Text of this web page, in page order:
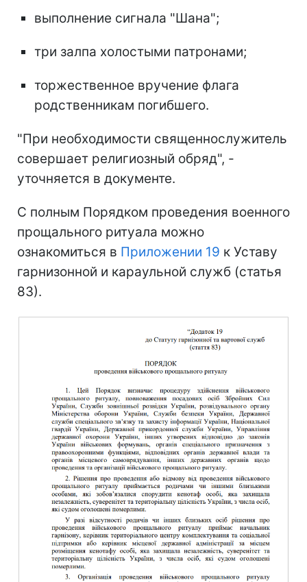
выполнение сигнала "Шана";
три залпа холостыми патронами;
торжественное вручение флага
родственникам погибшего.
"При необходимости священнослужитель
совершает религиозный обряд", -
уточняется в документе.
С полным Порядком проведения военного
прощального ритуала можно
ознакомиться в Приложении 19 к Уставу
гарнизонной и караульной служб (статья
83).